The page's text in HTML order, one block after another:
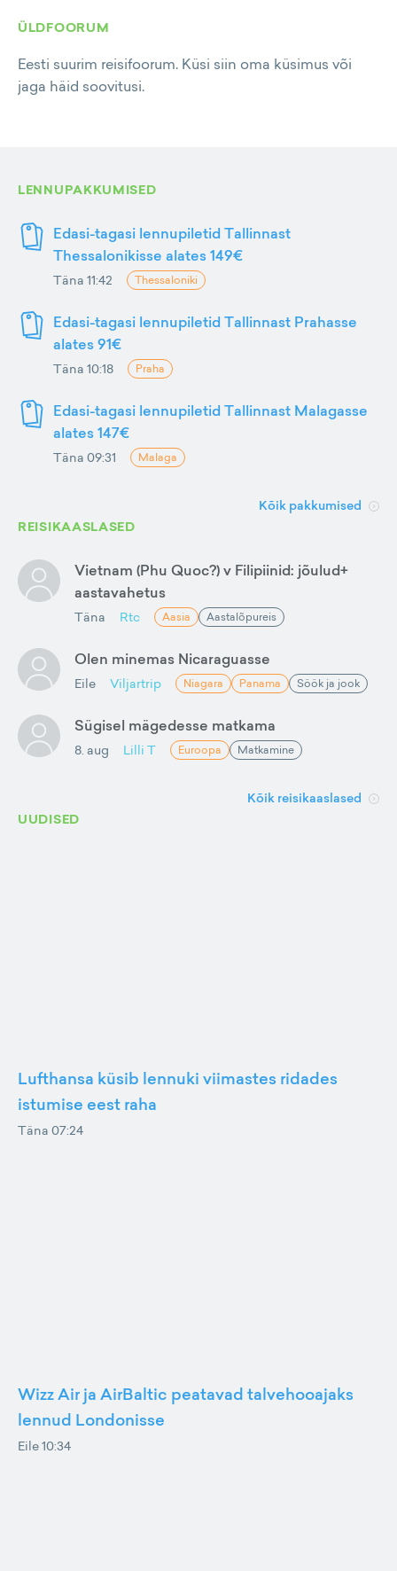
ÜLDFOORUM
Eesti suurim reisifoorum. Küsi siin oma küsimus või
jaga häid soovitusi.
LENNUPAKKUMISED
Edasi-tagasi lennupiletid Tallinnast
Thessalonikisse alates 149€
Täna 11:42 Thessaloniki
Edasi-tagasi lennupiletid Tallinnast Prahasse
alates 91€
Täna 10:18 Praha
Edasi-tagasi lennupiletid Tallinnast Malagasse
alates 147€
Täna 09:31 Malaga
Kõik pakkumised
REISIKAASLASED
Vietnam (Phu Quoc?) v Filipiinid: jõulud+
aastavahetus
Täna Rtc Aasia Aastalõpureis
Olen minemas Nicaraguasse
Eile Viljartrip Niagara Panama Söök ja jook
Sügisel mägedesse matkama
8. aug Lilli T Euroopa Matkamine
Kõik reisikaaslased
UUDISED
Lufthansa küsib lennuki viimastes ridades
istumise eest raha
Täna 07:24
Wizz Air ja AirBaltic peatavad talvehooajaks
lennud Londonisse
Eile 10:34